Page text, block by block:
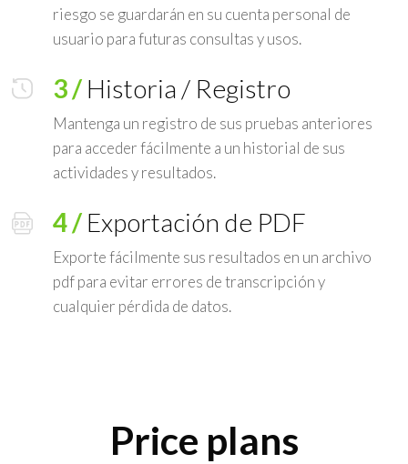
riesgo se guardarán en su cuenta personal de
usuario para futuras consultas y usos.
3 / Historia / Registro
Mantenga un registro de sus pruebas anteriores
para acceder fácilmente a un historial de sus
actividades y resultados.
4 / Exportación de PDF
Exporte fácilmente sus resultados en un archivo
pdf para evitar errores de transcripción y
cualquier pérdida de datos.
Price plans